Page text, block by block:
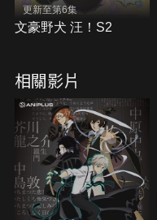
更新至第6集
文豪野犬 汪！S2
相關影片